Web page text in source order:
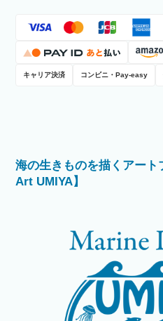
キャリア決済 コンビニ・Pay-easy
海の生きものを描くアー
Art UMIYA】